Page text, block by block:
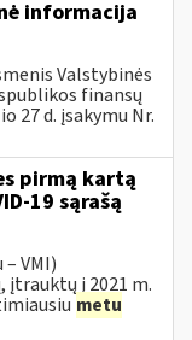
informacija
Valstybinės
finansų
27 d. įsakymu Nr.
pirmą kartą
19 sąrašą
VMI)
įtrauktų į 2021 m.
metu